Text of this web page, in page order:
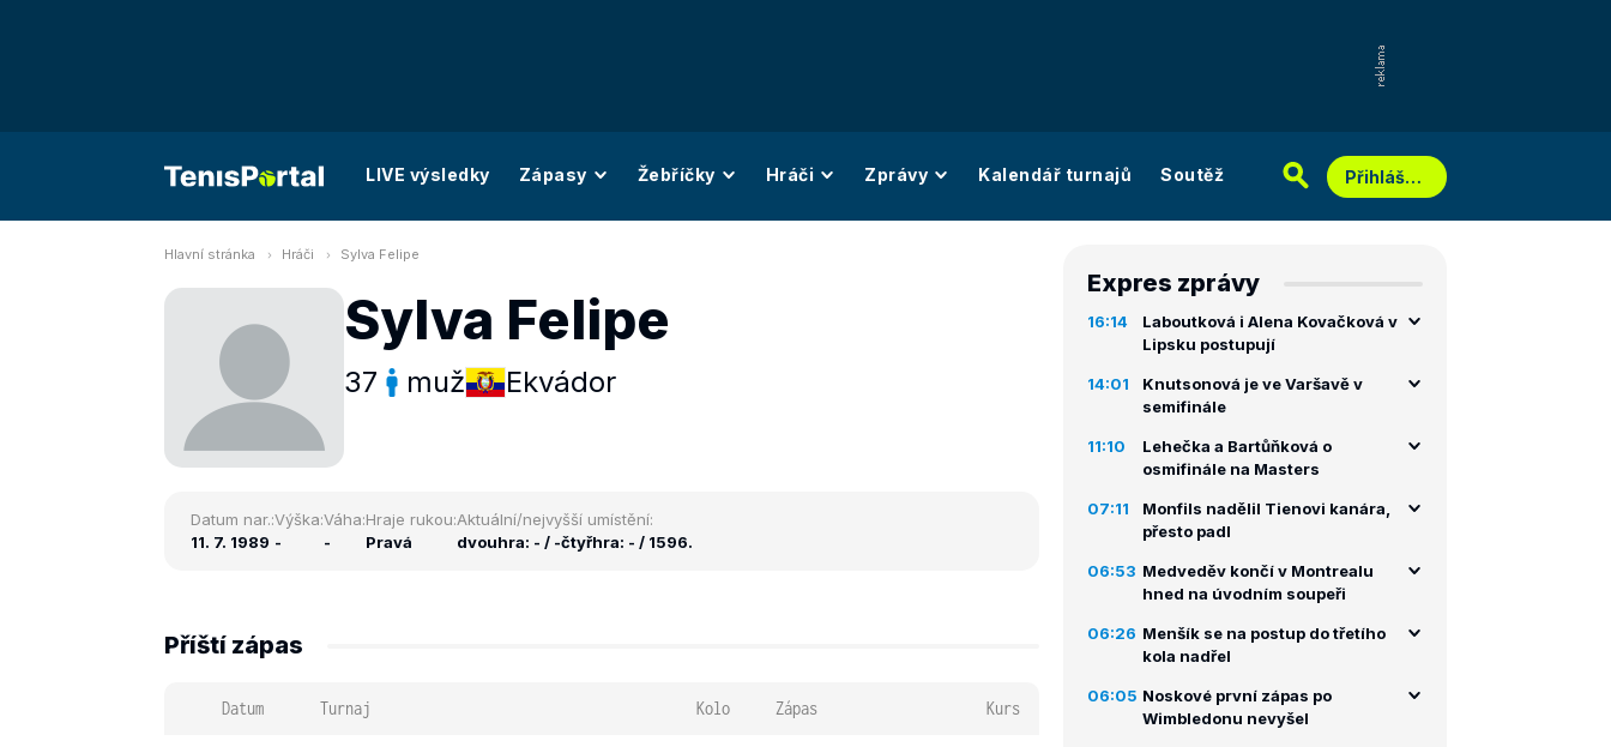
LIVE výsledky Zápasy Žebříčky Hráči Zprávy Kalendář turnajů Soutěž Přihlášení
Hlavní stránka Hráči Sylva Felipe
Sylva Felipe
37 muž Ekvádor
Datum nar.:
11. 7. 1989
Výška:
-
Váha:
-
Hraje rukou:
Pravá
Aktuální/nejvyšší umístění:
dvouhra: - / -čtyřhra: - / 1596.
Příští zápas
Datum Turnaj Kolo Zápas Kurs
Expres zprávy
16:14
Laboutková i Alena Kovačková v
Lipsku postupují
14:01
Knutsonová je ve Varšavě v
semifinále
11:10
Lehečka a Bartůňková o
osmifinále na Masters
07:11
Monfils nadělil Tienovi kanára,
přesto padl
06:53 Medveděv končí v Montrealu
hned na úvodním soupeři
06:26 Menšík se na postup do třetího
kola nadřel
06:05 Noskové první zápas po
Wimbledonu nevyšel